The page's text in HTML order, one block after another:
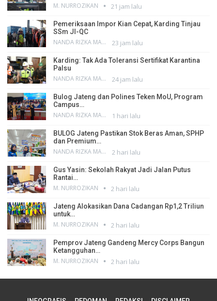
M. NURROZIKAN 21 jam lalu
Pemeriksaan Impor Kian Cepat, Karding Tinjau
SSm JI-QC
NANDA RIZKA MAHENDRA 23 jam lalu
Karding: Tak Ada Toleransi Sertifikat Karantina
Palsu
NANDA RIZKA MAHENDRA 24 jam lalu
Bulog Jateng dan Polines Teken MoU, Program
Campus…
NANDA RIZKA MAHENDRA 1 hari lalu
BULOG Jateng Pastikan Stok Beras Aman, SPHP
dan Premium…
NANDA RIZKA MAHENDRA 2 hari lalu
Gus Yasin: Sekolah Rakyat Jadi Jalan Putus
Rantai…
M. NURROZIKAN 2 hari lalu
Jateng Alokasikan Dana Cadangan Rp1,2 Triliun
untuk…
M. NURROZIKAN 2 hari lalu
Pemprov Jateng Gandeng Mercy Corps Bangun
Ketangguhan…
M. NURROZIKAN 2 hari lalu